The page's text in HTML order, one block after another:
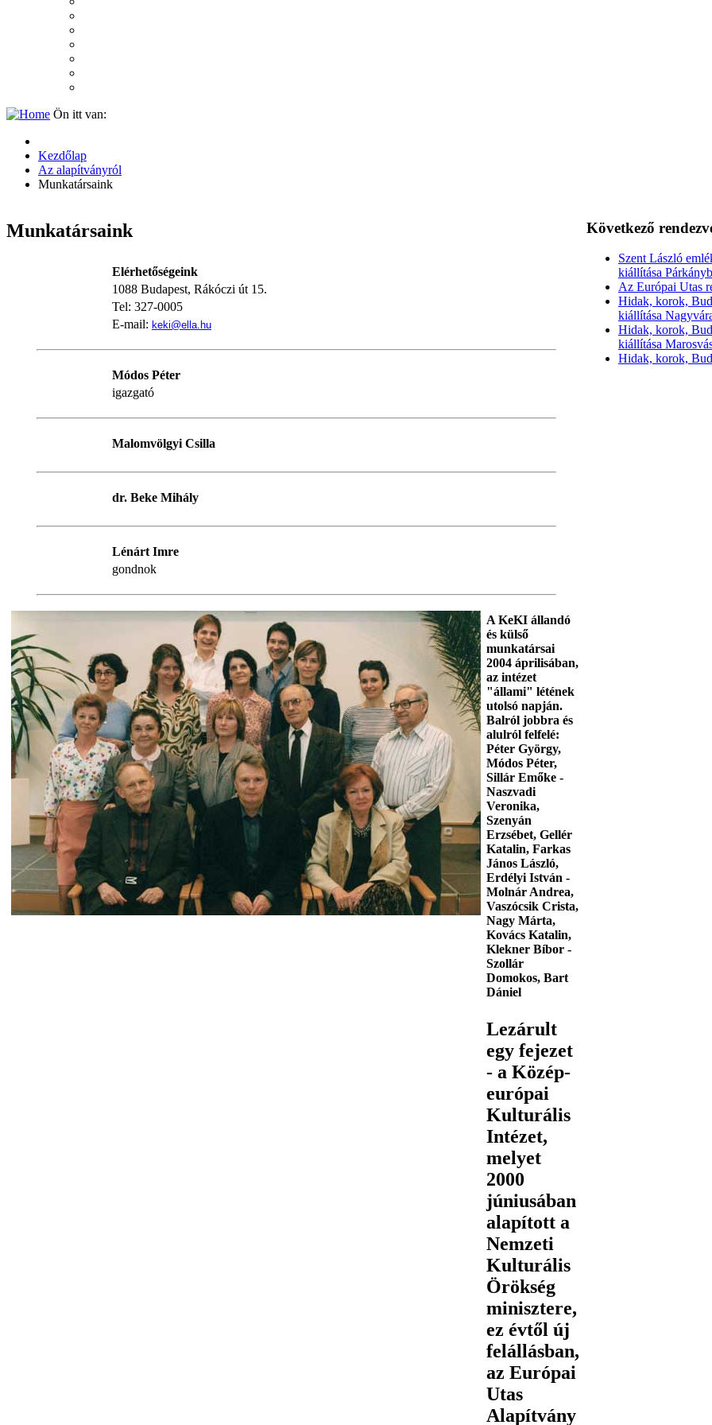
Ön itt van:
Kezdőlap
Az alapítványról
Munkatársaink
Munkatársaink
Elérhetőségeink
1088 Budapest, Rákóczi út 15.
Tel: 327-0005
E-mail: keki@ella.hu
Módos Péter
igazgató
Malomvölgyi Csilla
dr. Beke Mihály
Lénárt Imre
gondnok
A KeKI állandó
és külső
munkatársai
2004 áprilisában,
az intézet
"állami" létének
utolsó napján.
Balról jobbra és
alulról felfelé:
Péter György,
Módos Péter,
Sillár Emőke -
Naszvadi
Veronika,
Szenyán
Erzsébet, Gellér
Katalin, Farkas
János László,
Erdélyi István -
Molnár Andrea,
Vaszócsik Crista,
Nagy Márta,
Kovács Katalin,
Klekner Bíbor -
Szollár
Domokos, Bart
Dániel
Lezárult
egy fejezet
- a Közép-
európai
Kulturális
Intézet,
melyet
2000
júniusában
alapított a
Nemzeti
Kulturális
Örökség
minisztere,
ez évtől új
felállásban,
az Európai
Utas
Alapítvány
Következő
Szent László
kiállítása
Az Európai Utas
Hidak, korok,
kiállítása
Hidak, korok,
kiállítása
Hidak, korok,